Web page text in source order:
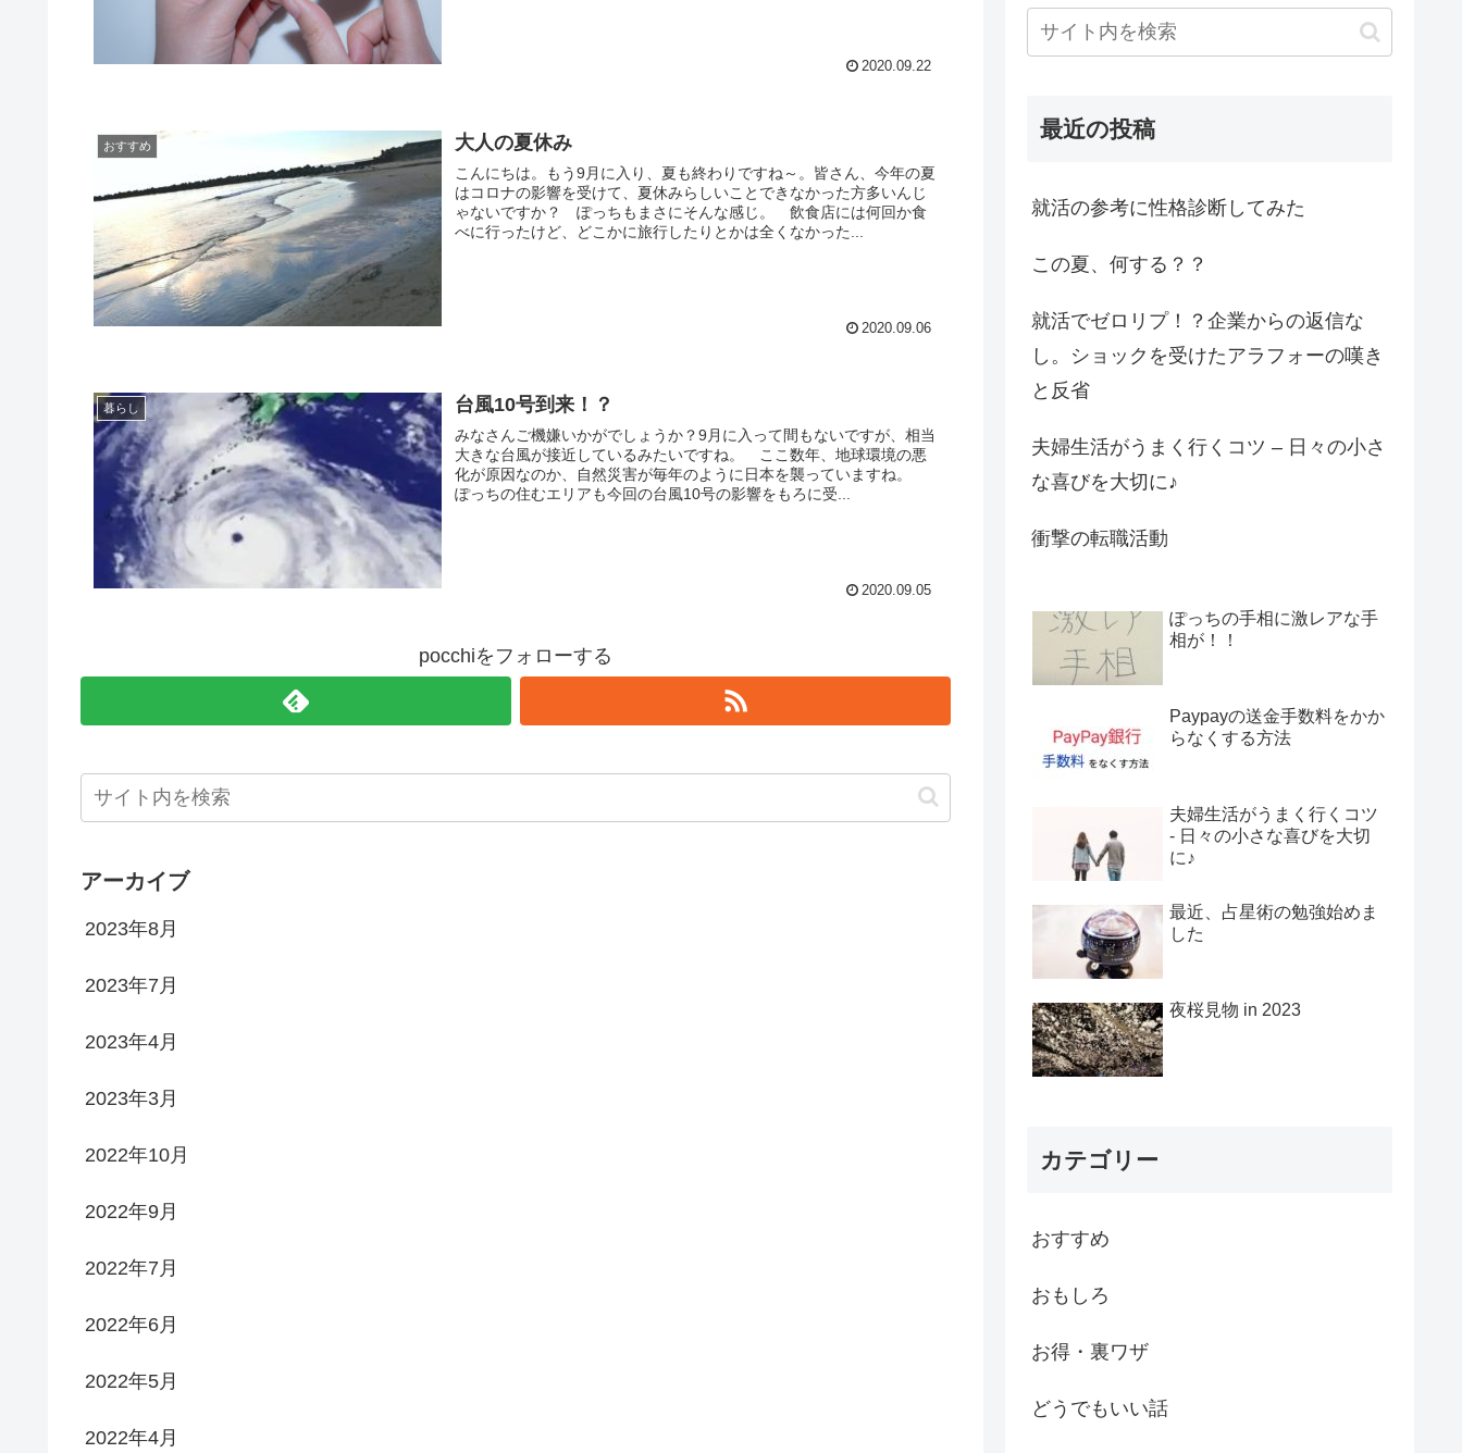
2020.09.22
おすすめ 大人の夏休み
こんにちは。もう9月に入り、夏も終わりですね～。皆さん、今年の夏
はコロナの影響を受けて、夏休みらしいことできなかった方多いんじ
ゃないですか？ ぽっちもまさにそんな感じ。 飲食店には何回か食
べに行ったけど、どこかに旅行したりとかは全くなかった...
2020.09.06
暮らし 台風10号到来！？
みなさんご機嫌いかがでしょうか？9月に入って間もないですが、相当
大きな台風が接近しているみたいですね。 ここ数年、地球環境の悪
化が原因なのか、自然災害が毎年のように日本を襲っていますね。
ぽっちの住むエリアも今回の台風10号の影響をもろに受...
2020.09.05
pocchiをフォローする
アーカイブ
2023年8月
2023年7月
2023年4月
2023年3月
2022年10月
2022年9月
2022年7月
2022年6月
2022年5月
2022年4月
最近の投稿
就活の参考に性格診断してみた
この夏、何する？？
就活でゼロリプ！？企業からの返信な
し。ショックを受けたアラフォーの嘆き
と反省
夫婦生活がうまく行くコツ – 日々の小さ
な喜びを大切に♪
衝撃の転職活動
ぽっちの手相に激レアな手
相が！！
Paypayの送金手数料をかか
らなくする方法
夫婦生活がうまく行くコツ
- 日々の小さな喜びを大切
に♪
最近、占星術の勉強始めま
した
夜桜見物 in 2023
カテゴリー
おすすめ
おもしろ
お得・裏ワザ
どうでもいい話